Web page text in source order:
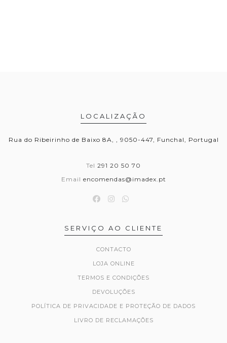
LOCALIZAÇÃO
Rua do Ribeirinho de Baixo 8A, , 9050-447, Funchal, Portugal
Tel 291 20 50 70
Email encomendas@imadex.pt
SERVIÇO AO CLIENTE
CONTACTO
LOJA ONLINE
TERMOS E CONDIÇÕES
DEVOLUÇÕES
POLÍTICA DE PRIVACIDADE E PROTEÇÃO DE DADOS
LIVRO DE RECLAMAÇÕES